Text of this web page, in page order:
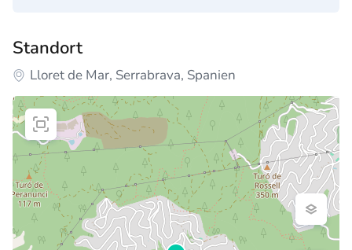
Standort
Lloret de Mar, Serrabrava, Spanien